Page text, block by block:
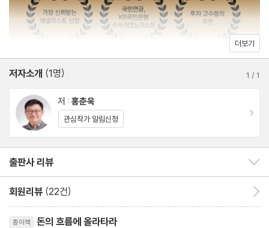
채찍효과 등 한국 투자자들이 꼭 알아야 할 한국의 경제현실을 명쾌
하게 설명하고, 그에 맞는 투자법을 데이터를 기반으로 하여 논리적
으로 설명하고 있는 것이 특징이다. 더 나은 전망과 근거 있는 분석
을 제시하기 위해 투자전략을 검증해가고 업그레이드해 가는 과정
이 굉장히 흥미진진하다. 왜 투자고수들이 이 책을 극찬하는지 알 수
있을 것이다. 가장 신뢰받는 애널리스트, 국민연금·은행·증권사 등 3
0년 동안 경제전문가로 일한 저자의 관록이 돋보이는 책으로, 종잣
돈을 모으고 있는 2030세대뿐만 아니라 자산배분이 필요한 4050
세대 등 모든 한국인이 반드시 읽어야 할 투자 필독서이다.
달러 스위칭 투자, 어떻게 하나?―한국 주식, 외화예금
달러 스위칭 투자의 성과를 개선할 방법은 없을까?―한국 주식, 미
[MONEY BOX] 외화예금과 상장지수펀드(ETF)의 장단점은?
3장 탑-다운 투자 2단계: 환율 다음은 수출!
한국의 투자자는 수출지표에 주목하라!
미국의 ‘매출액 대비 재고비율’은 어떨까?
[MONEY BOX] 미국 ‘매출액 대비 재고비율’ 통계 찾는 법
소매판매의 감소는 제조업에 더 큰 영향 미쳐
더보기
저자소개 (1명) 1 /1
저 : 홍춘욱
관심작가 알림신청
출판사 리뷰
회원리뷰 (22건)
종이책 돈의 흐름에 올라타라